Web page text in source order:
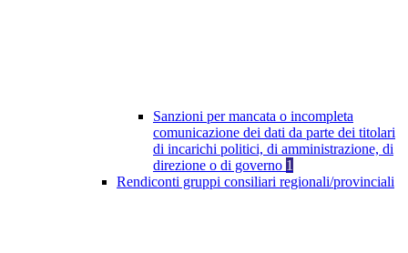
Sanzioni per mancata o incompleta
comunicazione dei dati da parte dei titolari
di incarichi politici, di amministrazione, di
direzione o di governo 1
Rendiconti gruppi consiliari regionali/provinciali